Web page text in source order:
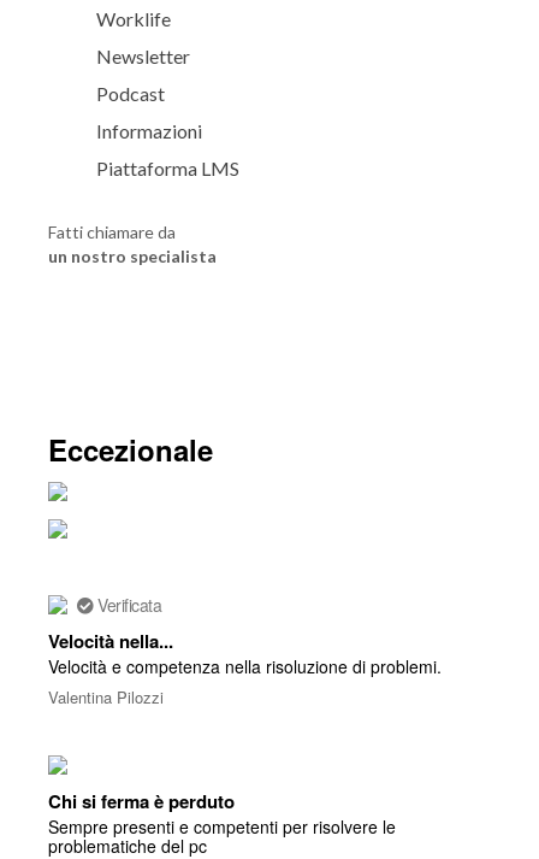
Worklife
Newsletter
Podcast
Informazioni
Piattaforma LMS
Fatti chiamare da
un nostro specialista
Eccezionale
Verificata
Velocità nella...
Velocità e competenza nella risoluzione di problemi.
Valentina Pilozzi
Chi si ferma è perduto
Sempre presenti e competenti per risolvere le
problematiche del pc